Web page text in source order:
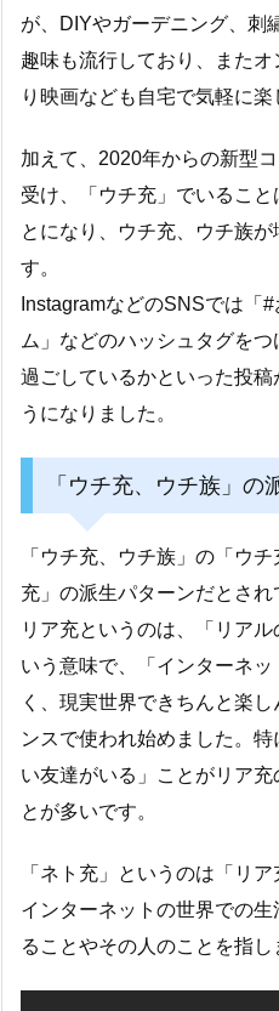
が、DIYやガーデニング、刺
趣味も流行しており、また
り映画なども自宅で気軽に楽
加えて、2020年からの新型
受け、「ウチ充」でいるこ
とになり、ウチ充、ウチ族
す。
InstagramなどのSNSでは「
ム」などのハッシュタグを
過ごしているかといった投
うになりました。
「ウチ充、ウチ族」の
「ウチ充、ウチ族」の「ウ
充」の派生パターンだとされ
リア充というのは、「リア
いう意味で、「インターネ
く、現実世界できちんと楽
ンスで使われ始めました。
い友達がいる」ことがリア
とが多いです。
「ネト充」というのは「リ
インターネットの世界での
ることやその人のことを指し